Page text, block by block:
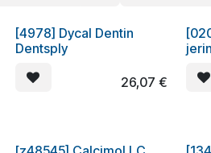
[4978] Dycal Dentin
Dentsply
26,07 €